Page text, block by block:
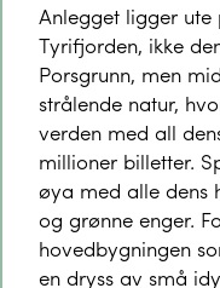
Anlegget ligger
Tyrifjorden, ikke
Porsgrunn, men
strålende natur,
verden med all
millioner billetter.
øya med alle dens
og grønne enger.
hovedbygningen
en dryss av små